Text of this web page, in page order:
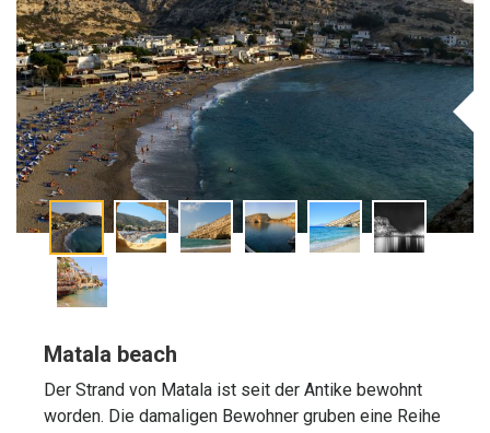
Matala beach
Der Strand von Matala ist seit der Antike bewohnt
worden. Die damaligen Bewohner gruben eine Reihe